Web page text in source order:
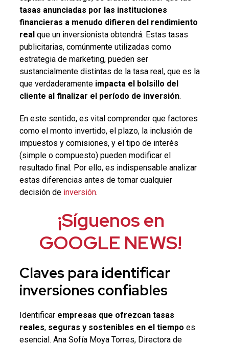
tasas anunciadas por las instituciones
financieras a menudo difieren del rendimiento
realque un inversionista obtendrá. Estas tasas
publicitarias, comúnmente utilizadas como
estrategia de marketing, pueden ser
sustancialmente distintas de la tasa real, que es la
que verdaderamente impacta el bolsillo del
cliente al finalizar el período de inversión.
En este sentido, es vital comprender que factores
como el monto invertido, el plazo, la inclusión de
impuestos y comisiones, y el tipo de interés
(simple o compuesto) pueden modificar el
resultado final. Por ello, es indispensable analizar
estas diferencias antes de tomar cualquier
decisión de inversión.
¡Síguenos en
GOOGLE NEWS!
Claves para identificar
inversionesconfiables
Identificar empresas que ofrezcan tasas
reales, seguras y sostenibles en el tiempo es
esencial. Ana Sofía Moya Torres, Directora de